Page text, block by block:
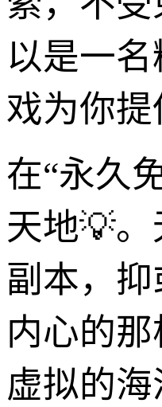
以是一
戏为你
在“永久
天地💡
副本，
内心的
虚拟的